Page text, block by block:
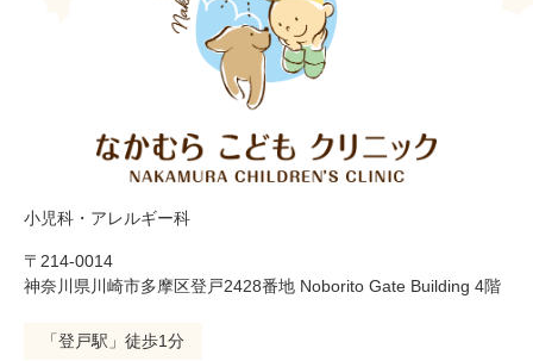
小児科・アレルギー科
〒214-0014
神奈川県川崎市多摩区登戸2428番地 Noborito Gate Building 4階
「登戸駅」徒歩1分